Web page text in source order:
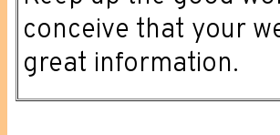
conceive that your
great information.